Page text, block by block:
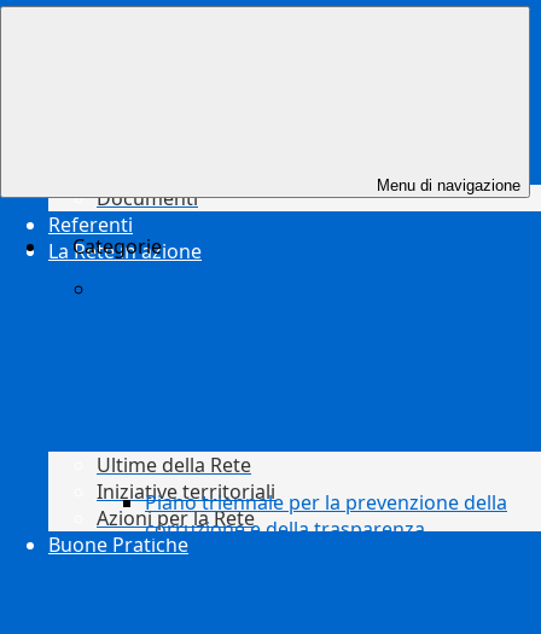
Documenti
Referenti
La Rete in azione
Ultime della Rete
Iniziative territoriali
Azioni per la Rete
Buone Pratiche
Menu di navigazione
Categorie
Piano triennale per la prevenzione della
corruzione e della trasparenza